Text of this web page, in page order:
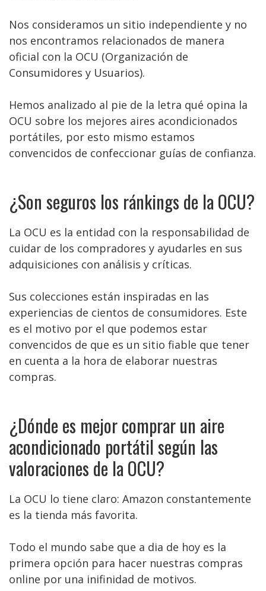
Nos consideramos un sitio independiente y no
nos encontramos relacionados de manera
oficial con la OCU (Organización de
Consumidores y Usuarios).
Hemos analizado al pie de la letra qué opina la
OCU sobre los mejores aires acondicionados
portátiles, por esto mismo estamos
convencidos de confeccionar guías de confianza.
¿Son seguros los ránkings de la OCU?
La OCU es la entidad con la responsabilidad de
cuidar de los compradores y ayudarles en sus
adquisiciones con análisis y críticas.
Sus colecciones están inspiradas en las
experiencias de cientos de consumidores. Este
es el motivo por el que podemos estar
convencidos de que es un sitio fiable que tener
en cuenta a la hora de elaborar nuestras
compras.
¿Dónde es mejor comprar un aire
acondicionado portátil según las
valoraciones de la OCU?
La OCU lo tiene claro: Amazon constantemente
es la tienda más favorita.
Todo el mundo sabe que a dia de hoy es la
primera opción para hacer nuestras compras
online por una inifinidad de motivos.